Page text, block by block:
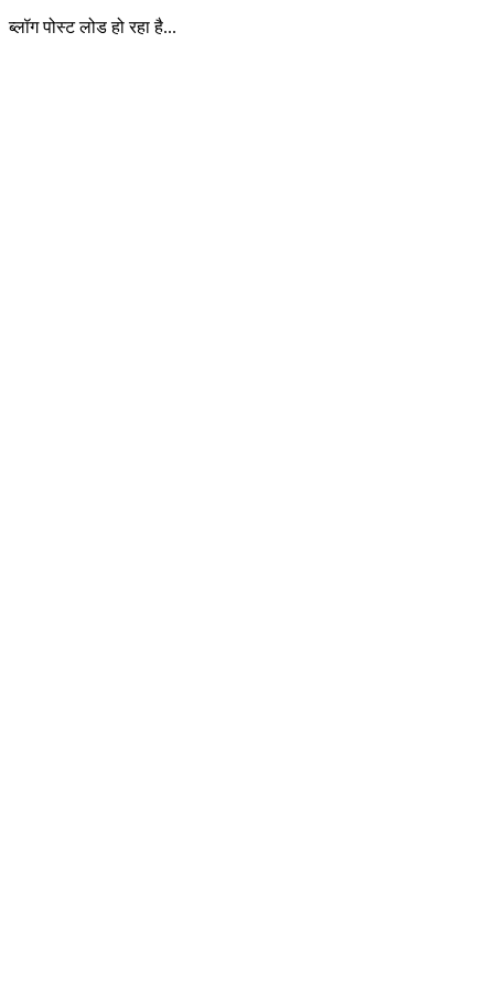
ब्लॉग पोस्ट लोड हो रहा है...